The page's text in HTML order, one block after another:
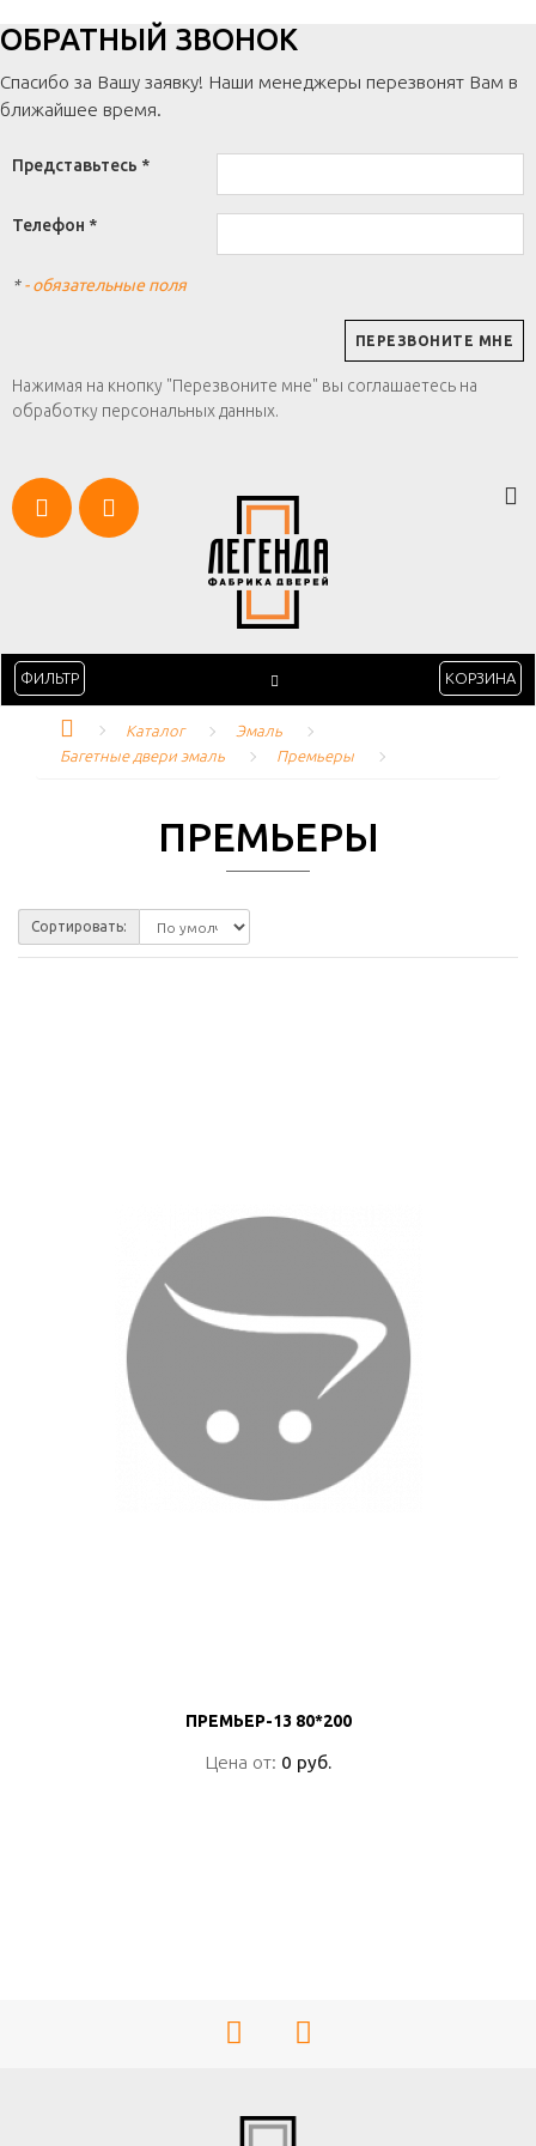
ОБРАТНЫЙ ЗВОНОК
Спасибо за Вашу заявку! Наши менеджеры перезвонят Вам в
ближайшее время.
Представьтесь *
Телефон *
*- обязательные поля
Нажимая на кнопку "Перезвоните мне" вы соглашаетесь на
обработку персональных данных.
ФИЛЬТР КОРЗИНА
Каталог
Эмаль
Багетные двери эмаль
Премьеры
ПРЕМЬЕРЫ
Сортировать:
ПРЕМЬЕР-13 80*200
Цена от: 0 руб.
ПРЕМЬЕР-13 80*200
Цена от: 0 руб.